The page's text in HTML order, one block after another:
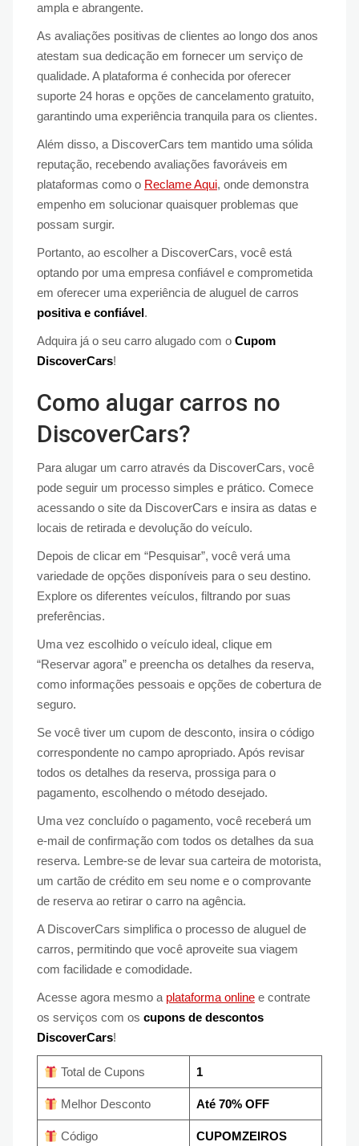
ampla e abrangente.
As avaliações positivas de clientes ao longo dos anos
atestam sua dedicação em fornecer um serviço de
qualidade. A plataforma é conhecida por oferecer
suporte 24 horas e opções de cancelamento gratuito,
garantindo uma experiência tranquila para os clientes.
Além disso, a DiscoverCars tem mantido uma sólida
reputação, recebendo avaliações favoráveis em
plataformas como o Reclame Aqui, onde demonstra
empenho em solucionar quaisquer problemas que
possam surgir.
Portanto, ao escolher a DiscoverCars, você está
optando por uma empresa confiável e comprometida
em oferecer uma experiência de aluguel de carros
positiva e confiável.
Adquira já o seu carro alugado com o Cupom
DiscoverCars!
Como alugar carros no
DiscoverCars?
Para alugar um carro através da DiscoverCars, você
pode seguir um processo simples e prático. Comece
acessando o site da DiscoverCars e insira as datas e
locais de retirada e devolução do veículo.
Depois de clicar em “Pesquisar”, você verá uma
variedade de opções disponíveis para o seu destino.
Explore os diferentes veículos, filtrando por suas
preferências.
Uma vez escolhido o veículo ideal, clique em
“Reservar agora” e preencha os detalhes da reserva,
como informações pessoais e opções de cobertura de
seguro.
Se você tiver um cupom de desconto, insira o código
correspondente no campo apropriado. Após revisar
todos os detalhes da reserva, prossiga para o
pagamento, escolhendo o método desejado.
Uma vez concluído o pagamento, você receberá um
e-mail de confirmação com todos os detalhes da sua
reserva. Lembre-se de levar sua carteira de motorista,
um cartão de crédito em seu nome e o comprovante
de reserva ao retirar o carro na agência.
A DiscoverCars simplifica o processo de aluguel de
carros, permitindo que você aproveite sua viagem
com facilidade e comodidade.
Acesse agora mesmo a plataforma online e contrate
os serviços com os cupons de descontos
DiscoverCars!
Total de Cupons 1
Melhor Desconto Até 70% OFF
Código CUPOMZEIROS